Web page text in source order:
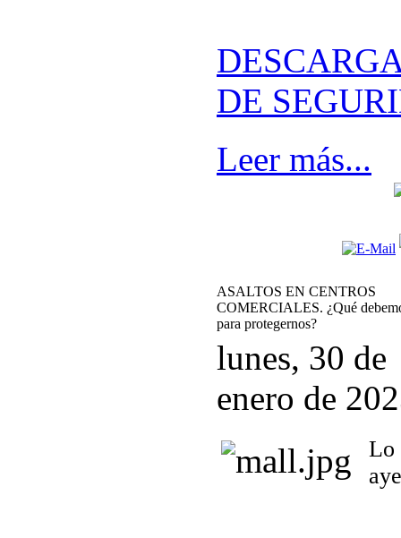
DE
Leer más...
ASALTOS EN CENTROS
COMERCIALES. ¿Qué
para protegernos?
lunes, 30 de
enero de
Lo